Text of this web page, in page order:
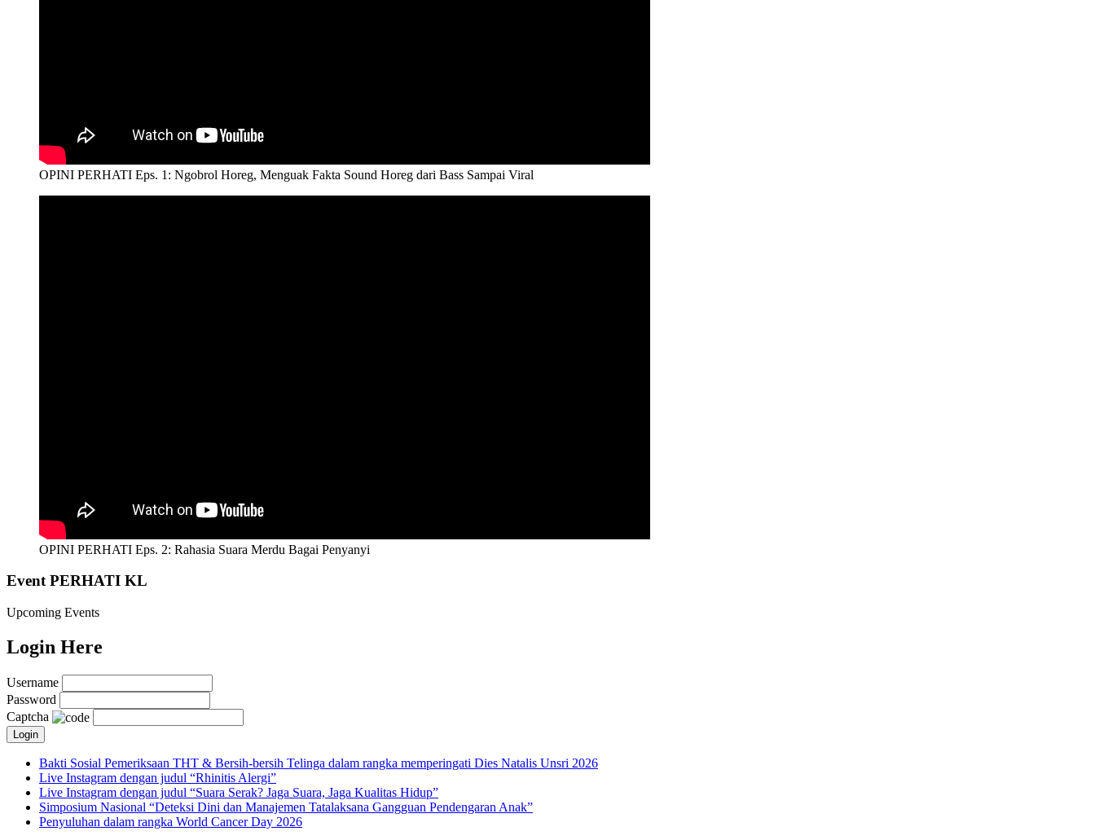
OPINI PERHATI Eps. 1: Ngobrol Horeg, Menguak Fakta Sound Horeg dari Bass Sampai Viral
OPINI PERHATI Eps. 2: Rahasia Suara Merdu Bagai Penyanyi
Event PERHATI KL
Upcoming Events
Login Here
Username
Password
Captcha
Bakti Sosial Pemeriksaan THT & Bersih-bersih Telinga dalam rangka memperingati Dies Natalis Unsri 2026
Live Instagram dengan judul “Rhinitis Alergi”
Live Instagram dengan judul “Suara Serak? Jaga Suara, Jaga Kualitas Hidup”
Simposium Nasional “Deteksi Dini dan Manajemen Tatalaksana Gangguan Pendengaran Anak”
Penyuluhan dalam rangka World Cancer Day 2026